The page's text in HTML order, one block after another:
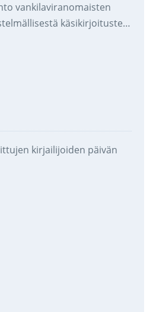
vankilaviranomaisten
käsikirjoitusten
kirjailijoiden päivän